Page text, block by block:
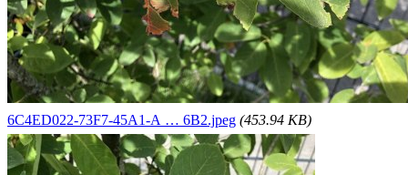
6C4ED022-73F7-45A1-A … 6B2.jpeg (453.94 KB)